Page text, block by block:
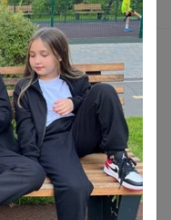
изображений
чисел